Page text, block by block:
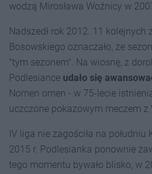
wodzą Mirosława Woźnicy w
Nadszedł rok 2012. 11 kolejnych
Bosowskiego oznaczało, że
"tym sezonem". Na wiosnę, z
Podlesiance udało się
Nomen omen - w 75-lecie
uczczone pokazowym meczem z
IV liga nie zagościła na południu
2015 r. Podlesianka ponownie
tego momentu bywało blisko, w